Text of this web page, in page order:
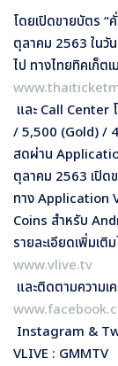
โดยเปิดขายบัตร “
ตุลาคม 2563 ในวั
ไป ทางไทยทิคเก็ต
และ Call Center
/ 5,500 (Gold) /
สดผ่าน
ตุลาคม 2563 เปิด
ทาง Application
Coins สำหรับ
รายละเอียดเพิ่มเติ
www.vlive.tv
และติดตามความเ
Instagram &
VLIVE : GMMTV